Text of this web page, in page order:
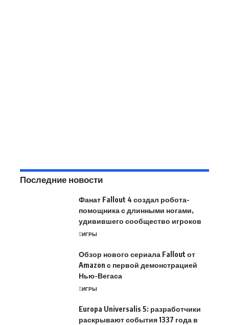
Последние новости
Фанат Fallout 4 создал робота-
помощника с длинными ногами,
удивившего сообщество игроков
ИГРЫ
Обзор нового сериала Fallout от
Amazon с первой демонстрацией
Нью-Вегаса
ИГРЫ
Europa Universalis 5: разработчики
раскрывают события 1337 года в